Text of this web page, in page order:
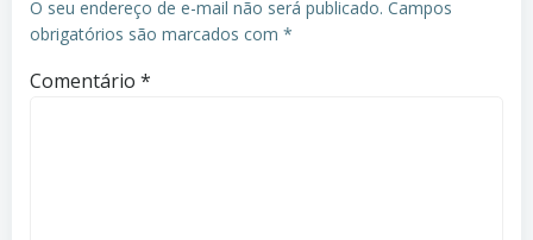
O seu endereço de e-mail não será publicado. Campos
obrigatórios são marcados com *
Comentário *